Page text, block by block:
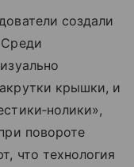
создали
Среди
крышки, и
повороте
что технология